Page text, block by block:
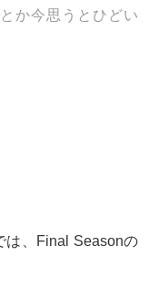
か今思うとひどい
は、Final Seasonの